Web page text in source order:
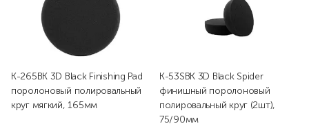
K-265BK 3D Black Finishing Pad
поролоновый полировальный
круг мягкий, 165мм
K-53SBK 3D Black Spider
финишный поролоновый
полировальный круг (2шт),
75/90мм